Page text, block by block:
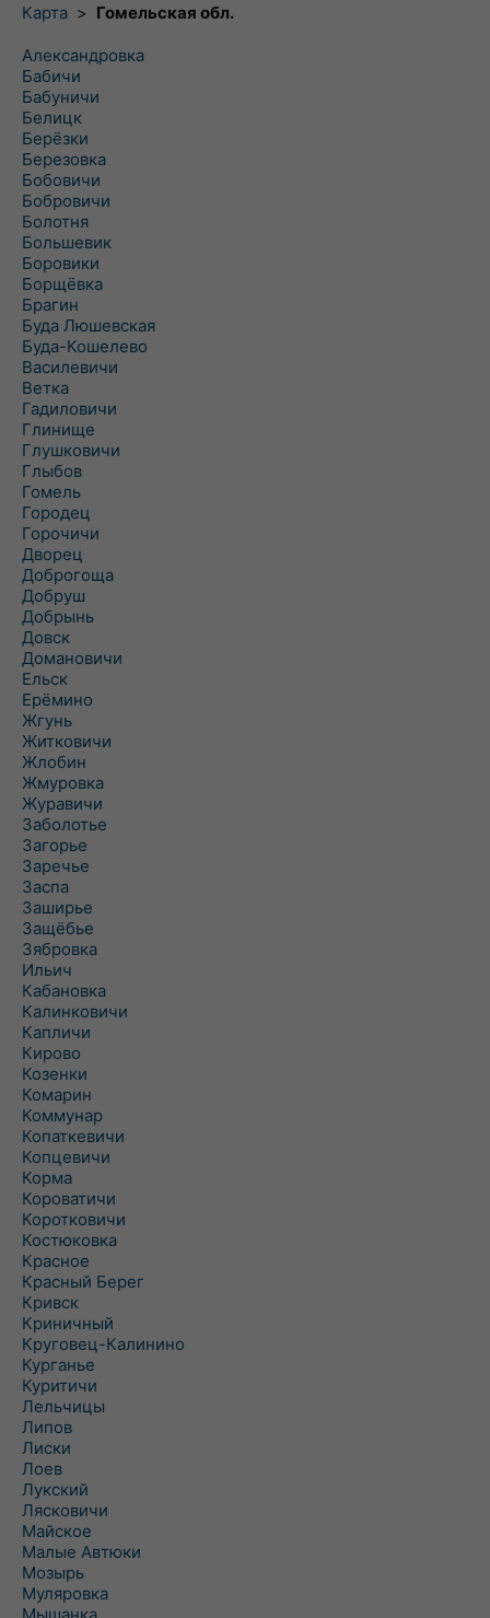
Карта > Гомельская обл.
Александровка
Бабичи
Бабуничи
Белицк
Берёзки
Березовка
Бобовичи
Бобровичи
Болотня
Большевик
Боровики
Борщёвка
Брагин
Буда Люшевская
Буда-Кошелево
Василевичи
Ветка
Гадиловичи
Глинище
Глушковичи
Глыбов
Гомель
Городец
Горочичи
Дворец
Доброгоща
Добруш
Добрынь
Довск
Домановичи
Ельск
Ерёмино
Жгунь
Житковичи
Жлобин
Жмуровка
Журавичи
Заболотье
Загорье
Заречье
Заспа
Заширье
Защёбье
Зябровка
Ильич
Кабановка
Калинковичи
Капличи
Кирово
Козенки
Комарин
Коммунар
Копаткевичи
Копцевичи
Корма
Короватичи
Коротковичи
Костюковка
Красное
Красный Берег
Кривск
Криничный
Круговец-Калинино
Курганье
Куритичи
Лельчицы
Липов
Лиски
Лоев
Лукский
Лясковичи
Майское
Малые Автюки
Мозырь
Муляровка